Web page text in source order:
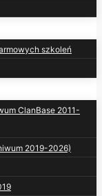
szkoleń
ClanBase 2011-
2019-2026)